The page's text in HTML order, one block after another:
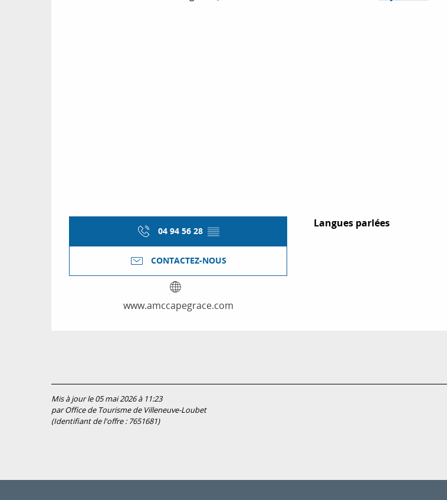
04 94 56 28 ▒▒
CONTACTEZ-NOUS
www.amccapegrace.com
Langues parlées
Langues parlées
Mis à jour le 05 mai 2026 à 11:23
par Office de Tourisme de Villeneuve-Loubet
(Identifiant de l'offre : 7651681)